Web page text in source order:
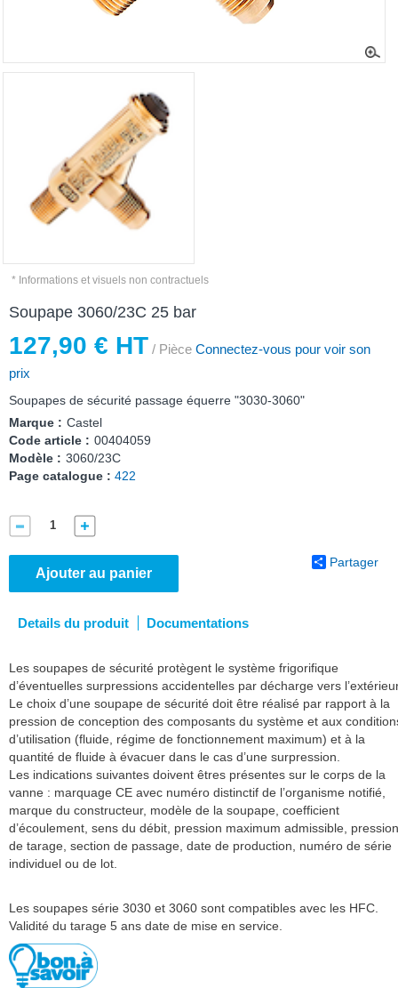
* Informations et visuels non contractuels
Soupape 3060/23C 25 bar
127,90 € HT / Pièce Connectez-vous pour voir son
prix
Soupapes de sécurité passage équerre "3030-3060"
Marque : Castel
Code article : 00404059
Modèle : 3060/23C
Page catalogue : 422
Ajouter au panier
Partager
Details du produit Documentations
Les soupapes de sécurité protègent le système frigorifique
d’éventuelles surpressions accidentelles par décharge vers
Le choix d’une soupape de sécurité doit être réalisé par rapport à la
pression de conception des composants du système et aux
d’utilisation (fluide, régime de fonctionnement maximum) et à la
quantité de fluide à évacuer dans le cas d’une surpression.
Les indications suivantes doivent êtres présentes sur le corps de la
vanne : marquage CE avec numéro distinctif de l’organisme notifié,
marque du constructeur, modèle de la soupape, coefficient
d’écoulement, sens du débit, pression maximum admissible, pression
de tarage, section de passage, date de production, numéro de série
individuel ou de lot.
Les soupapes série 3030 et 3060 sont compatibles avec les HFC.
Validité du tarage 5 ans date de mise en service.